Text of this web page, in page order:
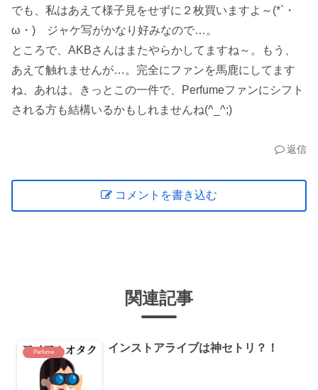
関連記事
Perfume インストアライブは神セトリ？！
でも、私はあえて様子見をせずに２枚買いますよ～(*`・
ω・)ゞジャケ写がかなり好みなので…。
ところで、AKBさんはまたやらかしてますね～。もう、
あえて触れませんが…。完全にファンを馬鹿にしてます
ね、あれは。きっとこの一件で、Perfumeファンにシフト
される方も結構いるかもしれませんね(^_^;)
返信
コメントを書き込む